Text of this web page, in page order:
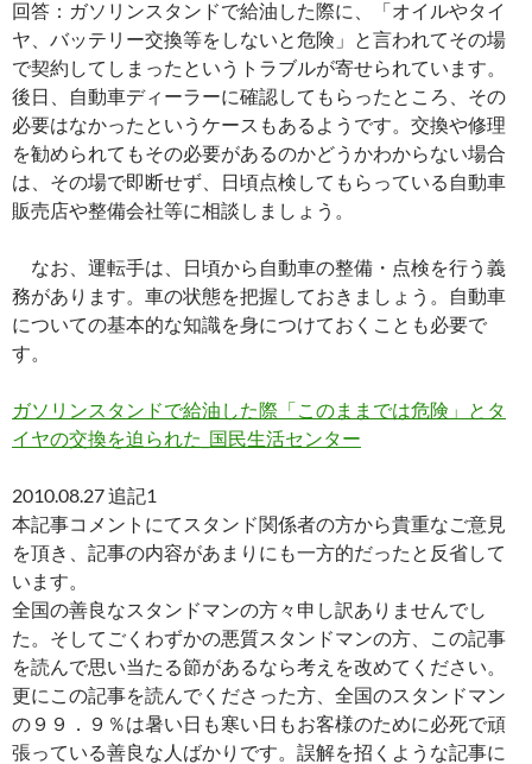
回答：ガソリンスタンドで給油した際に、「オイルやタイ
ヤ、バッテリー交換等をしないと危険」と言われてその場
で契約してしまったというトラブルが寄せられています。
後日、自動車ディーラーに確認してもらったところ、その
必要はなかったというケースもあるようです。交換や修理
を勧められてもその必要があるのかどうかわからない場合
は、その場で即断せず、日頃点検してもらっている自動車
販売店や整備会社等に相談しましょう。
なお、運転手は、日頃から自動車の整備・点検を行う義
務があります。車の状態を把握しておきましょう。自動車
についての基本的な知識を身につけておくことも必要で
す。
ガソリンスタンドで給油した際「このままでは危険」とタ
イヤの交換を迫られた_国民生活センター
2010.08.27 追記1
本記事コメントにてスタンド関係者の方から貴重なご意見
を頂き、記事の内容があまりにも一方的だったと反省して
います。
全国の善良なスタンドマンの方々申し訳ありませんでし
た。そしてごくわずかの悪質スタンドマンの方、この記事
を読んで思い当たる節があるなら考えを改めてください。
更にこの記事を読んでくださった方、全国のスタンドマン
の９９．９％は暑い日も寒い日もお客様のために必死で頑
張っている善良な人ばかりです。誤解を招くような記事に